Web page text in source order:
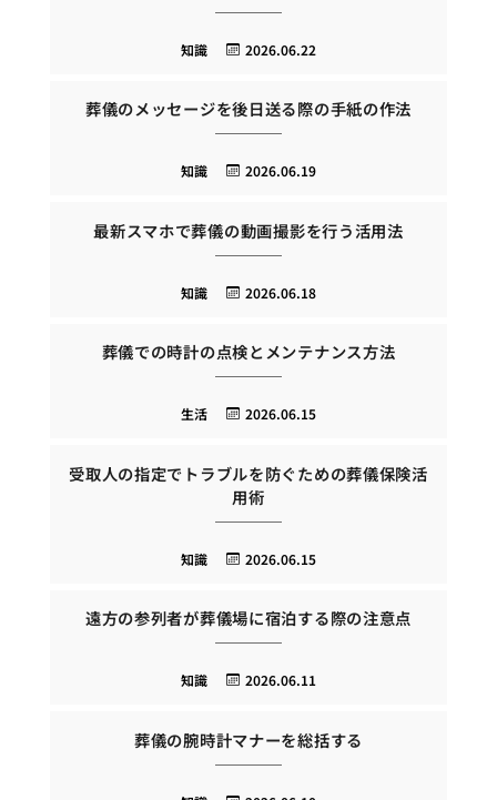
2026.06.22
知識
葬儀のメッセージを後日送る際の手紙の作法
2026.06.19
知識
最新スマホで葬儀の動画撮影を行う活用法
2026.06.18
知識
葬儀での時計の点検とメンテナンス方法
2026.06.15
生活
受取人の指定でトラブルを防ぐための葬儀保険活
用術
2026.06.15
知識
遠方の参列者が葬儀場に宿泊する際の注意点
2026.06.11
知識
葬儀の腕時計マナーを総括する